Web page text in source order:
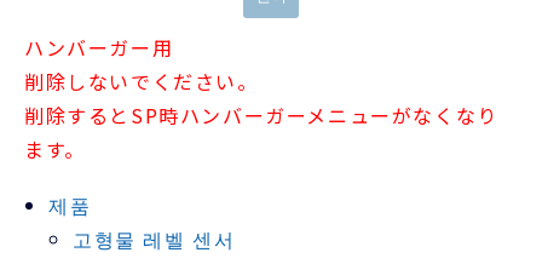
ハンバーガー用
削除しないでください。
削除するとSP時ハンバーガーメニューがなくなり
ます。
제품
고형물 레벨 센서